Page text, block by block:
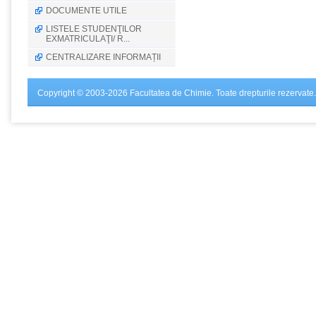
DOCUMENTE UTILE
LISTELE STUDENŢILOR
EXMATRICULAŢI/ R...
CENTRALIZARE INFORMAȚII
Copyright © 2003-2026 Facultatea de Chimie. Toate drepturile